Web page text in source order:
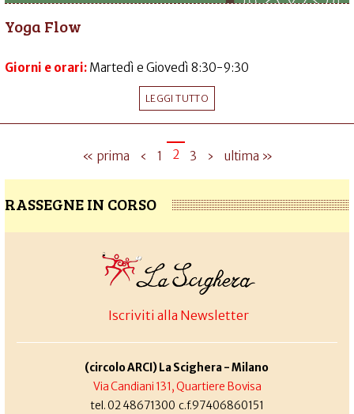
Yoga Flow
Giorni e orari: Martedì e Giovedì 8:30-9:30
LEGGI TUTTO
« prima ‹ 1 2 3 › ultima »
RASSEGNE IN CORSO
Iscriviti alla Newsletter
(circolo ARCI) La Scighera - Milano
Via Candiani 131, Quartiere Bovisa
tel. 02 48671300 c.f.97406860151